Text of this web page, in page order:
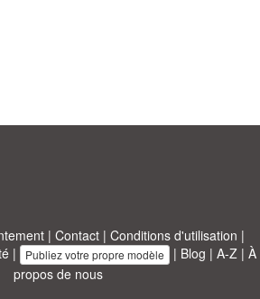
| Contact| Conditions d'utilisation |
| Publiez votre propre modèle | Blog | A-Z | À
propos de nous